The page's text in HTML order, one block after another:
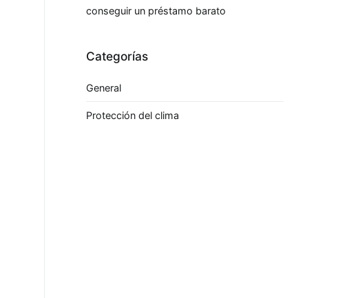
conseguir un préstamo barato
Categorías
General
Protección del clima